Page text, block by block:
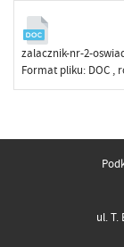
zalacznik-nr-2-
Format pliku: DOC ,
ul. T.